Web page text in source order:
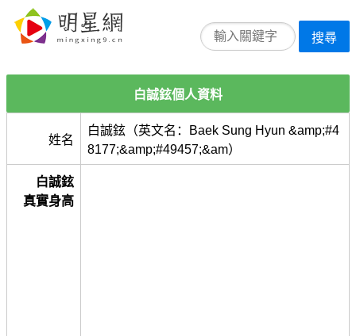
搜尋
白誠鉉個人資料
姓名
白誠鉉（英文名：Baek Sung Hyun &amp;#4
8177;&amp;#49457;&am）
白誠鉉
真實身高